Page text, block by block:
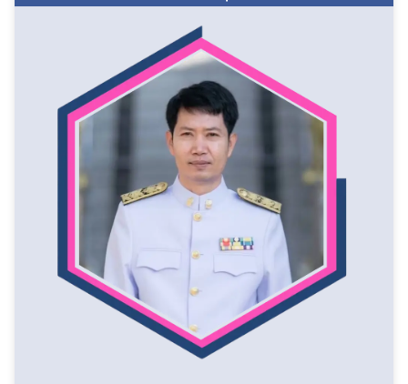
ทำเนียบบุคลากร